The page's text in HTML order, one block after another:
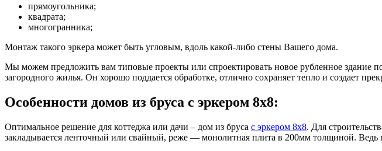
прямоугольника;
квадрата;
многогранника;
Монтаж такого эркера может быть угловым, вдоль какой-либо стены Вашего дома.
Мы можем предложить вам типовые проекты или спроектировать новое рубленное здание
загородного жилья. Он хорошо поддается обработке, отлично сохраняет тепло и создает
Особенности домов из бруса с эркером 8х8:
Оптимальное решение для коттеджа или дачи – дом из бруса с эркером 8х8. Для
закладывается ленточный или свайный, реже — монолитная плита в 200мм толщиной. Ведь